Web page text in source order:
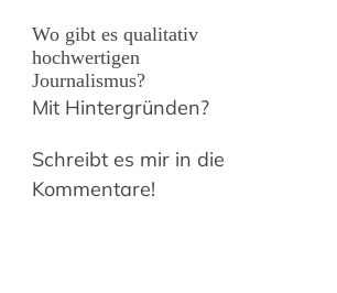
Wo gibt es qualitativ
hochwertigen
Journalismus?
Mit Hintergründen?
Schreibt es mir in die
Kommentare!